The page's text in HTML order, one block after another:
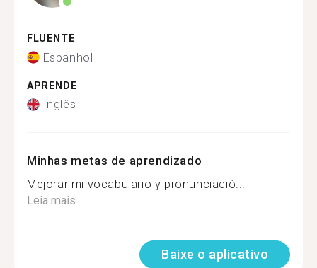
FLUENTE
Espanhol
APRENDE
Inglês
Minhas metas de aprendizado
Mejorar mi vocabulario y pronunciació...
Leia mais
Baixe o aplicativo